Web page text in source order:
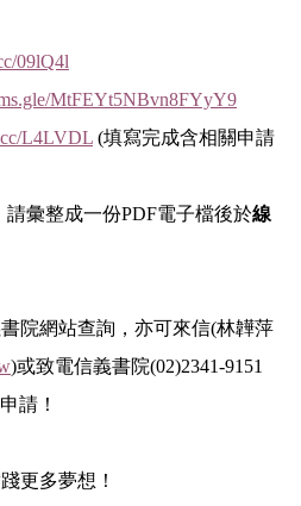
09lQ4l
MtFEYt5NBvn8FYyY9
L4LVDL (填寫完成含相關申請
彙整成一份PDF電子檔後於線
院網站查詢，亦可來信(林韡萍
)或致電信義書院(02)2341-9151
請！
更多夢想！